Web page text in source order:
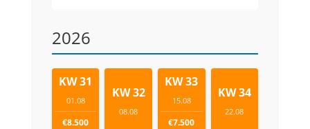
2026
KW 31
01.08
€8.500
KW 32
08.08
KW 33
15.08
€7.500
KW 34
22.08